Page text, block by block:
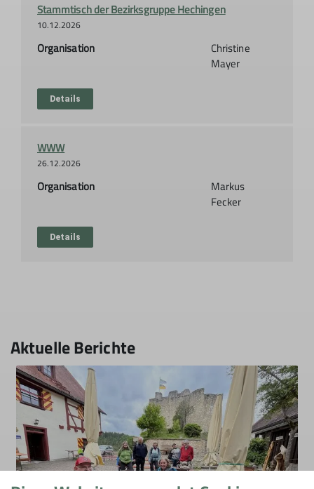
Stammtisch der Bezirksgruppe Hechingen
10.12.2026
Organisation
Christine
Mayer
Details
WWW
26.12.2026
Organisation
Markus
Fecker
Details
Aktuelle Berichte